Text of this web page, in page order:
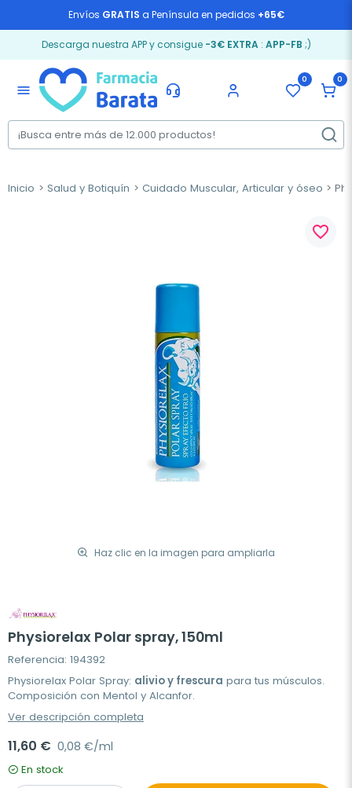
Envíos GRATIS a Península en pedidos +65€
Descarga nuestra APP y consigue -3€ EXTRA: APP-FB ;)
menu
0 0
Inicio Salud y Botiquín Cuidado Muscular, Articular y óseo
Haz clic en la imagen para ampliarla
favorite_border
Physiorelax Polar spray, 150ml
Referencia: 194392
Physiorelax Polar Spray: alivio y frescura para tus músculos.
Composición con Mentol y Alcanfor.
Ver descripción completa
11,60 € 0,08 €/ml
En stock